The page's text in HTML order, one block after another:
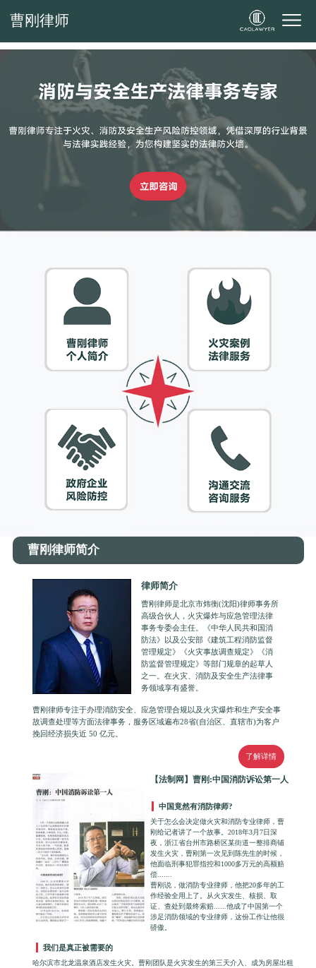
曹刚律师
曹刚律师
曹刚律师简介
律师简介
曹刚律师是北京市炜衡(沈阳)律师事务所
高级合伙人，火灾爆炸与应急管理法律
事务专委会主任。《中华人民共和国消
防法》以及公安部《建筑工程消防监督
管理规定》《火灾事故调查规定》《消
防监督管理规定》等部门规章的起草人
之一。在火灾、消防及安全生产法律事
务领域享有盛誉。
曹刚律师专注于办理消防安全、应急管理合规以及火灾爆炸和生产安全事
故调查处理等方面法律事务，服务区域遍布28省(自治区、直辖市)为客户
挽回经济损失近 50 亿元。
了解详情
【法制网】曹刚:中国消防诉讼第一人
中国竟然有消防律师?
关于怎么会决定做火灾和消防专业律师，曹
刚给记者讲了一个故事。2018年3月7日深
夜，浙江省台州市路桥区某街道一整排商铺
发生火灾，曹刚第一次见到陈先生的时候，
他面临刑事犯罪指控和1000多万元的高额赔
偿.......
曹刚说，做消防专业律师，他把20多年的工
作经验全用上了。从火灾发生、核损、取
证、查处到最终索赔......他成了中国第一个
涉足消防领域的专业律师，这份工作让他很
骄傲。
我们是真正被需要的
哈尔滨市北龙温泉酒店发生火灾。曹刚团队是火灾发生的第三天介入、成为房屋出租